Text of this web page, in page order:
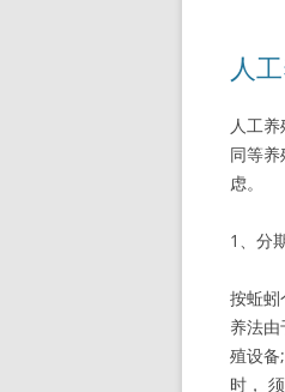
人
人工
同等
虑。
1、分
按蚯蚓
养法
殖设备
时，